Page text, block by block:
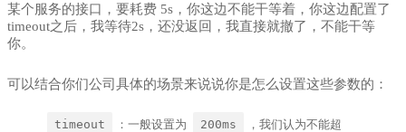
某个服务的接口，要耗费 5s，你这边不能干等着，你这边配置了
timeout之后，我等待2s，还没返回，我直接就撤了，不能干等
你。
可以结合你们公司具体的场景来说说你是怎么设置这些参数的：
timeout ：一般设置为 200ms
，我们认为不能超